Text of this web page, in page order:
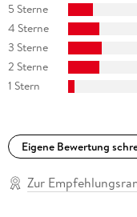
. Rezensionen,
zur Literatur der
5 Sterne
4 Sterne
3 Sterne
2 Sterne
1 Stern
Eigene Bewertung
Zur